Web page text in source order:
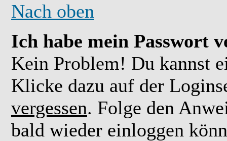
Nach oben
Ich habe mein Passwort
Kein Problem! Du kannst
Klicke dazu auf der
vergessen. Folge den
bald wieder einloggen